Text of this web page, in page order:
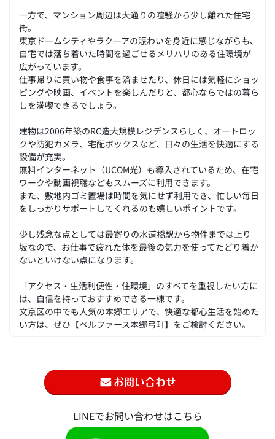
一方で、マンション周辺は大通りの喧騒から少し離れた住宅
街。
東京ドームシティやラクーアの賑わいを身近に感じながらも、
自宅では落ち着いた時間を過ごせるメリハリのある住環境が
広がっています。
仕事帰りに買い物や食事を済ませたり、休日には気軽にショッ
ピングや映画、イベントを楽しんだりと、都心ならではの暮ら
しを満喫できるでしょう。
建物は2006年築のRC造大規模レジデンスらしく、オートロッ
クや防犯カメラ、宅配ボックスなど、日々の生活を快適にする
設備が充実。
無料インターネット（UCOM光）も導入されているため、在宅
ワークや動画視聴などもスムーズに利用できます。
また、敷地内ゴミ置場は時間を気にせず利用でき、忙しい毎日
をしっかりサポートしてくれるのも嬉しいポイントです。
少し残念な点としては最寄りの水道橋駅から物件までは上り
坂なので、お仕事で疲れた体を最後の気力を使ってたどり着か
ないといけない点になります。
「アクセス・生活利便性・住環境」のすべてを重視したい方に
は、自信を持っておすすめできる一棟です。
文京区の中でも人気の本郷エリアで、快適な都心生活を始めた
い方は、ぜひ【ベルファース本郷弓町】をご検討ください。
LINEでお問い合わせはこちら